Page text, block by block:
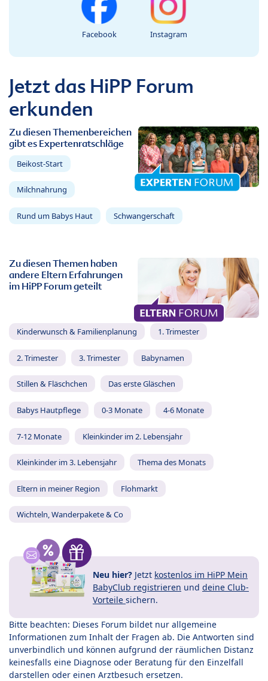
Facebook Instagram
Jetzt das HiPP Forum
erkunden
Zu diesen Themenbereichen
gibt es Expertenratschläge
Beikost-Start
Milchnahrung
Rund um Babys Haut Schwangerschaft
Zu diesen Themen haben
andere Eltern Erfahrungen
im HiPP Forum geteilt
Kinderwunsch & Familienplanung 1. Trimester
2. Trimester 3. Trimester Babynamen
Stillen & Fläschchen Das erste Gläschen
Babys Hautpflege 0-3 Monate 4-6 Monate
7-12 Monate Kleinkinder im 2. Lebensjahr
Kleinkinder im 3. Lebensjahr Thema des Monats
Eltern in meiner Region Flohmarkt
Wichteln, Wanderpakete & Co
Neu hier? Jetzt kostenlos im HiPP Mein
BabyClub registrieren und deine Club-
Vorteile sichern.
Bitte beachten: Dieses Forum bildet nur allgemeine
Informationen zum Inhalt der Fragen ab. Die Antworten sind
unverbindlich und können aufgrund der räumlichen Distanz
keinesfalls eine Diagnose oder Beratung für den Einzelfall
darstellen oder einen Arztbesuch ersetzen.